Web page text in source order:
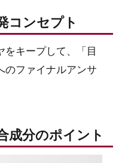
コンセプト
をキープして、「目
のファイナルアンサ
成分のポイント